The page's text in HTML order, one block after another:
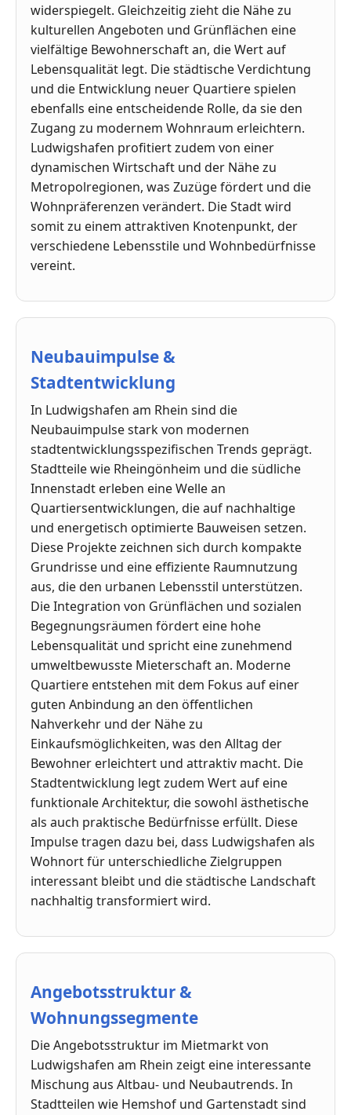
widerspiegelt. Gleichzeitig zieht die Nähe zu
kulturellen Angeboten und Grünflächen eine
vielfältige Bewohnerschaft an, die Wert auf
Lebensqualität legt. Die städtische Verdichtung
und die Entwicklung neuer Quartiere spielen
ebenfalls eine entscheidende Rolle, da sie den
Zugang zu modernem Wohnraum erleichtern.
Ludwigshafen profitiert zudem von einer
dynamischen Wirtschaft und der Nähe zu
Metropolregionen, was Zuzüge fördert und die
Wohnpräferenzen verändert. Die Stadt wird
somit zu einem attraktiven Knotenpunkt, der
verschiedene Lebensstile und Wohnbedürfnisse
vereint.
Neubauimpulse &
Stadtentwicklung
In Ludwigshafen am Rhein sind die
Neubauimpulse stark von modernen
stadtentwicklungsspezifischen Trends geprägt.
Stadtteile wie Rheingönheim und die südliche
Innenstadt erleben eine Welle an
Quartiersentwicklungen, die auf nachhaltige
und energetisch optimierte Bauweisen setzen.
Diese Projekte zeichnen sich durch kompakte
Grundrisse und eine effiziente Raumnutzung
aus, die den urbanen Lebensstil unterstützen.
Die Integration von Grünflächen und sozialen
Begegnungsräumen fördert eine hohe
Lebensqualität und spricht eine zunehmend
umweltbewusste Mieterschaft an. Moderne
Quartiere entstehen mit dem Fokus auf einer
guten Anbindung an den öffentlichen
Nahverkehr und der Nähe zu
Einkaufsmöglichkeiten, was den Alltag der
Bewohner erleichtert und attraktiv macht. Die
Stadtentwicklung legt zudem Wert auf eine
funktionale Architektur, die sowohl ästhetische
als auch praktische Bedürfnisse erfüllt. Diese
Impulse tragen dazu bei, dass Ludwigshafen als
Wohnort für unterschiedliche Zielgruppen
interessant bleibt und die städtische Landschaft
nachhaltig transformiert wird.
Angebotsstruktur &
Wohnungssegmente
Die Angebotsstruktur im Mietmarkt von
Ludwigshafen am Rhein zeigt eine interessante
Mischung aus Altbau- und Neubautrends. In
Stadtteilen wie Hemshof und Gartenstadt sind